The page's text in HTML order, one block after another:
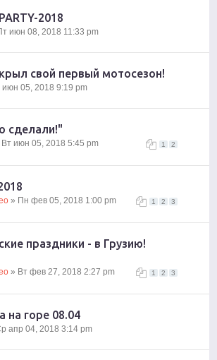
2018
июн 08, 2018 11:33 pm
свой первый мотосезон!
июн 05, 2018 9:19 pm
сделали!"
1 2
Вт июн 05, 2018 5:45 pm
1 2 3
» Пн фев 05, 2018 1:00 pm
праздники - в Грузию!
1 2 3
» Вт фев 27, 2018 2:27 pm
на горе 08.04
апр 04, 2018 3:14 pm